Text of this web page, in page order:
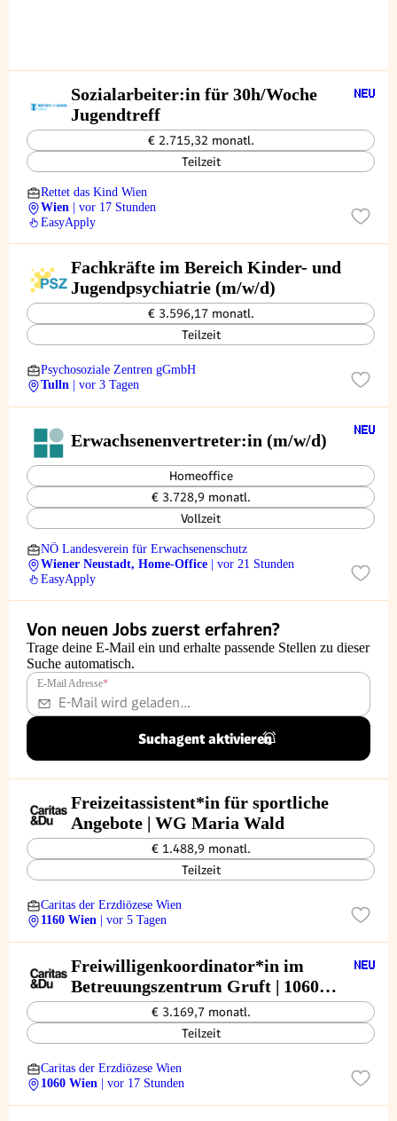
Sozialarbeiter:in für 30h/Woche
Jugendtreff
€ 2.715,32 monatl.
Teilzeit
Rettet das Kind Wien
Wien
| vor 17 Stunden
EasyApply
Fachkräfte im Bereich Kinder- und
Jugendpsychiatrie (m/w/d)
€ 3.596,17 monatl.
Teilzeit
Psychosoziale Zentren gGmbH
Tulln
| vor 3 Tagen
Erwachsenenvertreter:in (m/w/d)
Homeoffice
€ 3.728,9 monatl.
Vollzeit
NÖ Landesverein für Erwachsenenschutz
Wiener Neustadt, Home-Office
| vor 21 Stunden
EasyApply
Von neuen Jobs zuerst erfahren?
Trage deine E-Mail ein und erhalte passende Stellen zu dieser
Suche automatisch.
E-Mail Adresse*
Suchagent aktivieren
Freizeitassistent*in für sportliche
Angebote | WG Maria Wald
€ 1.488,9 monatl.
Teilzeit
Caritas der Erzdiözese Wien
1160 Wien
| vor 5 Tagen
Freiwilligenkoordinator*in im
Betreuungszentrum Gruft | 1060
Wien
€ 3.169,7 monatl.
Teilzeit
Caritas der Erzdiözese Wien
1060 Wien
| vor 17 Stunden